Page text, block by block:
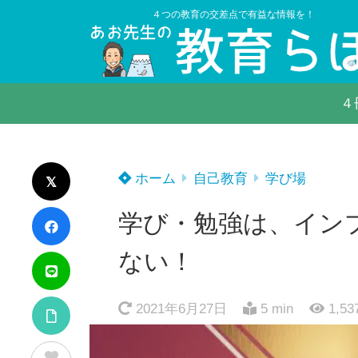
４つの教育の交差点で有益な情報を！
ホーム 自己教育 学び場
学び・勉強は、イ
ない！
2021年6月27日 5 min